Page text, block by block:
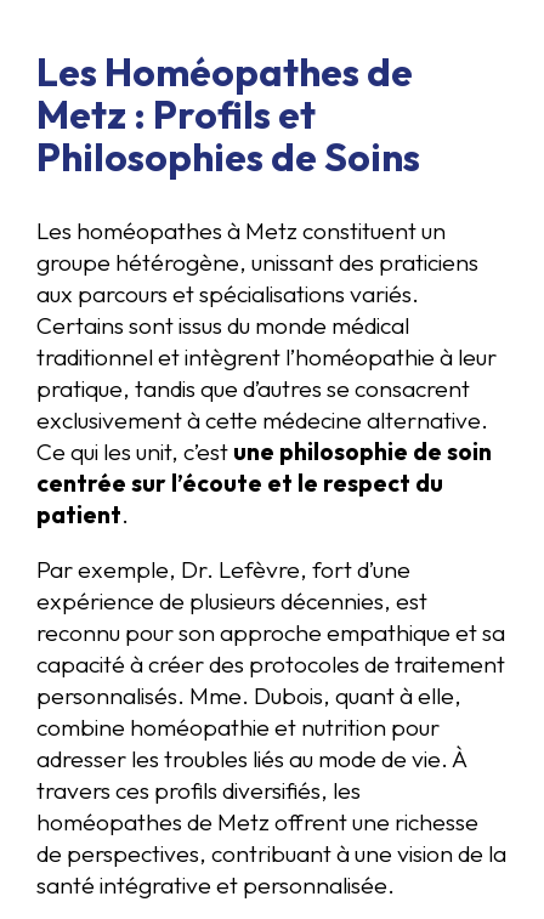
Les Homéopathes de
Metz : Profils et
Philosophies de Soins
Les homéopathes à Metz constituent un
groupe hétérogène, unissant des praticiens
aux parcours et spécialisations variés.
Certains sont issus du monde médical
traditionnel et intègrent l’homéopathie à leur
pratique, tandis que d’autres se consacrent
exclusivement à cette médecine alternative.
Ce qui les unit, c’est une philosophie de soin
centrée sur l’écoute et le respect du
patient.
Par exemple, Dr. Lefèvre, fort d’une
expérience de plusieurs décennies, est
reconnu pour son approche empathique et sa
capacité à créer des protocoles de traitement
personnalisés. Mme. Dubois, quant à elle,
combine homéopathie et nutrition pour
adresser les troubles liés au mode de vie. À
travers ces profils diversifiés, les
homéopathes de Metz offrent une richesse
de perspectives, contribuant à une vision de la
santé intégrative et personnalisée.